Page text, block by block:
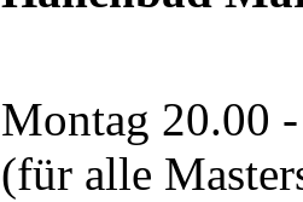
Montag 20.00
(für alle